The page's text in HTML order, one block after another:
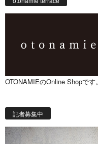
OTONAMIEのOnline Shopです。
記者募集中